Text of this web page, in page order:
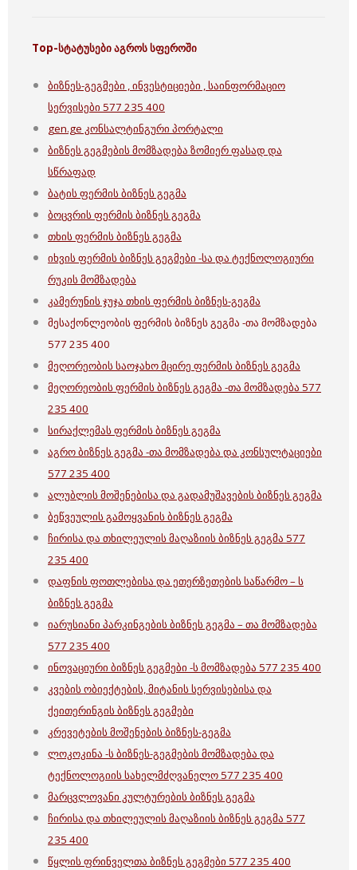
Top-სტატუსები აგროს სფეროში
ბიზნეს-გეგმები , ინვესტიციები , საინფორმაციო
სერვისები 577 235 400
gen.ge კონსალტინგური პორტალი
ბიზნეს გეგმების მომზადება ზომიერ ფასად და
სწრაფად
ბატის ფერმის ბიზნეს გეგმა
ბოცვრის ფერმის ბიზნეს გეგმა
თხის ფერმის ბიზნეს გეგმა
იხვის ფერმის ბიზნეს გეგმები -სა და ტექნოლოგიური
რუკის მომზადება
კამერუნის ჯუჯა თხის ფერმის ბიზნეს-გეგმა
მესაქონლეობის ფერმის ბიზნეს გეგმა -თა მომზადება
577 235 400
მეღორეობის საოჯახო მცირე ფერმის ბიზნეს გეგმა
მეღორეობის ფერმის ბიზნეს გეგმა -თა მომზადება 577
235 400
სირაქლემას ფერმის ბიზნეს გეგმა
აგრო ბიზნეს გეგმა -თა მომზადება და კონსულტაციები
577 235 400
ალუბლის მოშენებისა და გადამუშავების ბიზნეს გეგმა
ბეწვეულის გამოყვანის ბიზნეს გეგმა
ჩირისა და თხილეულის მაღაზიის ბიზნეს გეგმა 577
235 400
დაფნის ფოთლებისა და ეთერზეთების საწარმო – ს
ბიზნეს გეგმა
იარუსიანი პარკინგების ბიზნეს გეგმა – თა მომზადება
577 235 400
ინოვაციური ბიზნეს გეგმები -ს მომზადება 577 235 400
კვების ობიექტების, მიტანის სერვისებისა და
ქეითერინგის ბიზნეს გეგმები
კრევეტების მოშენების ბიზნეს-გეგმა
ლოკოკინა -ს ბიზნეს-გეგმების მომზადება და
ტექნოლოგიის სახელმძღვანელო 577 235 400
მარცვლოვანი კულტურების ბიზნეს გეგმა
ჩირისა და თხილეულის მაღაზიის ბიზნეს გეგმა 577
235 400
წყლის ფრინველთა ბიზნეს გეგმები 577 235 400